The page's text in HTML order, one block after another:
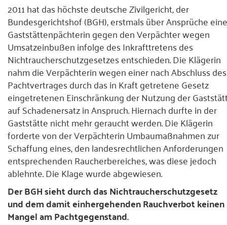
2011 hat das höchste deutsche Zivilgericht, der
Bundesgerichtshof (BGH), erstmals über Ansprüche
Gaststättenpächterin gegen den Verpächter wegen
Umsatzeinbußen infolge des Inkrafttretens des
Nichtraucherschutzgesetzes entschieden. Die Klägerin
nahm die Verpächterin wegen einer nach Abschluss des
Pachtvertrages durch das in Kraft getretene Gesetz
eingetretenen Einschränkung der Nutzung der
auf Schadenersatz in Anspruch. Hiernach durfte in der
Gaststätte nicht mehr geraucht werden. Die Klägerin
forderte von der Verpächterin Umbaumaßnahmen zur
Schaffung eines, den landesrechtlichen Anforderungen
entsprechenden Raucherbereiches, was diese jedoch
ablehnte. Die Klage wurde abgewiesen.
Der BGH sieht durch das Nichtraucherschutzgesetz
und dem damit einhergehenden Rauchverbot keinen
Mangel am Pachtgegenstand.